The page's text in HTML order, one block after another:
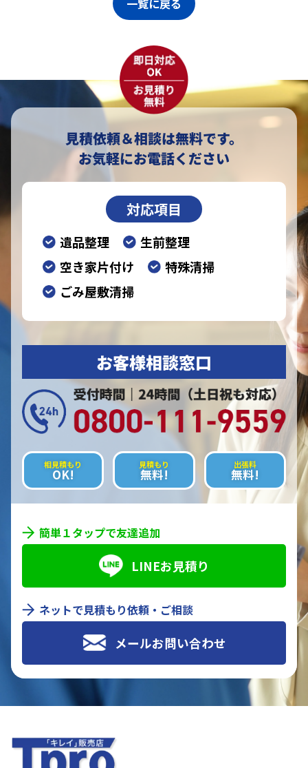
一覧に戻る
見積依頼＆相談は無料です。
お気軽にお電話ください
対応項目
遺品整理
生前整理
空き家片付け
特殊清掃
ごみ屋敷清掃
お客様相談窓口
相見積もり
OK!
見積もり
無料!
出張料
無料!
簡単１タップで友達追加
LINEお見積り
ネットで見積もり依頼・ご相談
メールお問い合わせ